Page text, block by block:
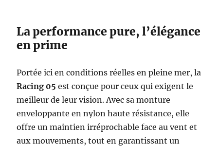
La performance pure, l’élégance
en prime
Portée ici en conditions réelles en pleine mer, la
Racing 05 est conçue pour ceux qui exigent le
meilleur de leur vision. Avec sa monture
enveloppante en nylon haute résistance, elle
offre un maintien irréprochable face au vent et
aux mouvements, tout en garantissant un